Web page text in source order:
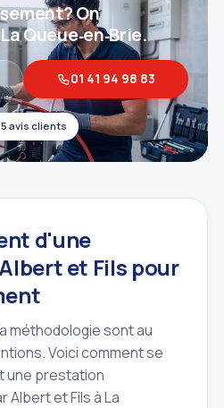
avis clients
On
Queue‑en‑Brie.
01 41 94 98 83
d'une
et Fils pour
méthodologie sont au
Voici comment se
une prestation
Albert et Fils à La